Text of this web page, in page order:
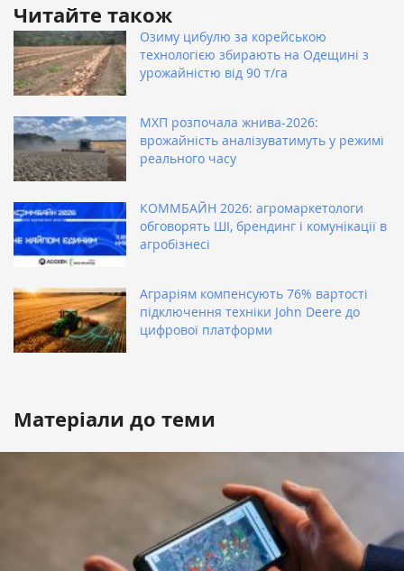
Читайте також
Озиму цибулю за корейською
технологією збирають на Одещині з
урожайністю від 90 т/га
МХП розпочала жнива-2026:
врожайність аналізуватимуть у режимі
реального часу
КОММБАЙН 2026: агромаркетологи
обговорять ШІ, брендинг і комунікації в
агробізнесі
Аграріям компенсують 76% вартості
підключення техніки John Deere до
цифрової платформи
Матеріали до теми